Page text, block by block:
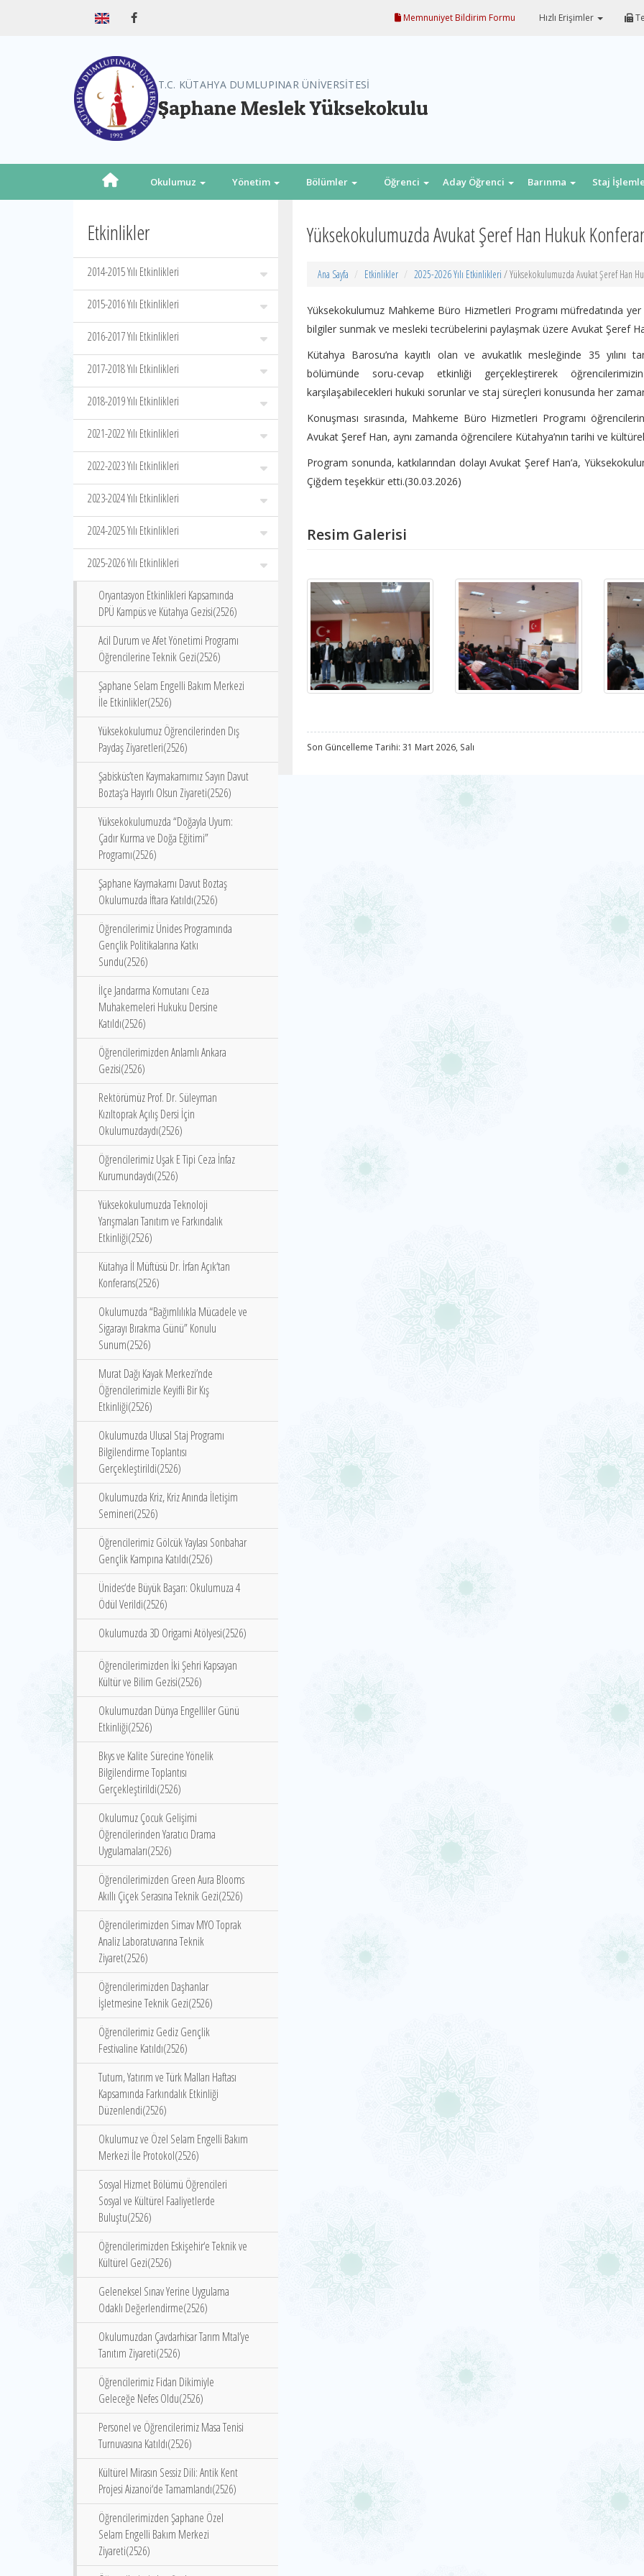
Memnuniyet Bildirim Formu Hızlı Erişimler
T.C. KÜTAHYA DUMLUPINAR ÜNİVERSİTESİ
Şaphane Meslek Yüksekokulu
Okulumuz Yönetim Bölümler Öğrenci Aday Öğrenci Barınma Staj
Etkinlikler
2014-2015 Yılı Etkinlikleri
2015-2016 Yılı Etkinlikleri
2016-2017 Yılı Etkinlikleri
2017-2018 Yılı Etkinlikleri
2018-2019 Yılı Etkinlikleri
2021-2022 Yılı Etkinlikleri
2022-2023 Yılı Etkinlikleri
2023-2024 Yılı Etkinlikleri
2024-2025 Yılı Etkinlikleri
2025-2026 Yılı Etkinlikleri
Oryantasyon Etkinlikleri Kapsamında
DPÜ Kampüs ve Kütahya Gezisi(2526)
Acil Durum ve Afet Yönetimi Programı
Öğrencilerine Teknik Gezi(2526)
Şaphane Selam Engelli Bakım Merkezi
İle Etkinlikler(2526)
Yüksekokulumuz Öğrencilerinden Dış
Paydaş Ziyaretleri(2526)
Şabisküs’ten Kaymakamımız Sayın Davut
Boztaş‘a Hayırlı Olsun Ziyareti(2526)
Yüksekokulumuzda “Doğayla Uyum:
Çadır Kurma ve Doğa Eğitimi”
Programı(2526)
Şaphane Kaymakamı Davut Boztaş
Okulumuzda İftara Katıldı(2526)
Öğrencilerimiz Ünides Programında
Gençlik Politikalarına Katkı
Sundu(2526)
İlçe Jandarma Komutanı Ceza
Muhakemeleri Hukuku Dersine
Katıldı(2526)
Öğrencilerimizden Anlamlı Ankara
Gezisi(2526)
Rektörümüz Prof. Dr. Süleyman
Kızıltoprak Açılış Dersi İçin
Okulumuzdaydı(2526)
Öğrencilerimiz Uşak E Tipi Ceza İnfaz
Kurumundaydı(2526)
Yüksekokulumuzda Teknoloji
Yarışmaları Tanıtım ve Farkındalık
Etkinliği(2526)
Kütahya İl Müftüsü Dr. İrfan Açık‘tan
Konferans(2526)
Okulumuzda “Bağımlılıkla Mücadele ve
Sigarayı Bırakma Günü” Konulu
Sunum(2526)
Murat Dağı Kayak Merkezi’nde
Öğrencilerimizle Keyifli Bir Kış
Etkinliği(2526)
Okulumuzda Ulusal Staj Programı
Bilgilendirme Toplantısı
Gerçekleştirildi(2526)
Okulumuzda Kriz, Kriz Anında İletişim
Semineri(2526)
Öğrencilerimiz Gölcük Yaylası Sonbahar
Gençlik Kampına Katıldı(2526)
Ünides‘de Büyük Başarı: Okulumuza 4
Ödül Verildi(2526)
Okulumuzda 3D Origami Atölyesi(2526)
Öğrencilerimizden İki Şehri Kapsayan
Kültür ve Bilim Gezisi(2526)
Okulumuzdan Dünya Engelliler Günü
Etkinliği(2526)
Bkys ve Kalite Sürecine Yönelik
Bilgilendirme Toplantısı
Gerçekleştirildi(2526)
Okulumuz Çocuk Gelişimi
Öğrencilerinden Yaratıcı Drama
Uygulamaları(2526)
Öğrencilerimizden Green Aura Blooms
Akıllı Çiçek Serasına Teknik Gezi(2526)
Öğrencilerimizden Simav MYO Toprak
Analiz Laboratuvarına Teknik
Ziyaret(2526)
Öğrencilerimizden Daşhanlar
İşletmesine Teknik Gezi(2526)
Öğrencilerimiz Gediz Gençlik
Festivaline Katıldı(2526)
Tutum, Yatırım ve Türk Malları Haftası
Kapsamında Farkındalık Etkinliği
Düzenlendi(2526)
Okulumuz ve Özel Selam Engelli Bakım
Merkezi İle Protokol(2526)
Sosyal Hizmet Bölümü Öğrencileri
Sosyal ve Kültürel Faaliyetlerde
Buluştu(2526)
Öğrencilerimizden Eskişehir‘e Teknik ve
Kültürel Gezi(2526)
Geleneksel Sınav Yerine Uygulama
Odaklı Değerlendirme(2526)
Okulumuzdan Çavdarhisar Tarım Mtal’ye
Tanıtım Ziyareti(2526)
Öğrencilerimiz Fidan Dikimiyle
Geleceğe Nefes Oldu(2526)
Personel ve Öğrencilerimiz Masa Tenisi
Turnuvasına Katıldı(2526)
Kültürel Mirasın Sessiz Dili: Antik Kent
Projesi Aizanoi‘de Tamamlandı(2526)
Öğrencilerimizden Şaphane Özel
Selam Engelli Bakım Merkezi
Ziyareti(2526)
Yüksekokulumuzda Avukat Şeref Han Hukuk
Ana Sayfa Etkinlikler 2025-2026 Yılı Etkinlikleri / Yüksekokulumuzda Avukat Şeref Han
Yüksekokulumuz Mahkeme Büro Hizmetleri Programı müfredatında
bilgiler sunmak ve mesleki tecrübelerini paylaşmak üzere Avukat Şeref
Kütahya Barosu’na kayıtlı olan ve avukatlık mesleğinde 35 yılını
bölümünde soru-cevap etkinliği gerçekleştirerek
karşılaşabilecekleri hukuki sorunlar ve staj süreçleri konusunda her
Konuşması sırasında, Mahkeme Büro Hizmetleri Programı
Avukat Şeref Han, aynı zamanda öğrencilere Kütahya’nın tarihi ve
Program sonunda, katkılarından dolayı Avukat Şeref Han’a,
Çiğdem teşekkür etti.(30.03.2026)
Resim Galerisi
Son Güncelleme Tarihi: 31 Mart 2026, Salı